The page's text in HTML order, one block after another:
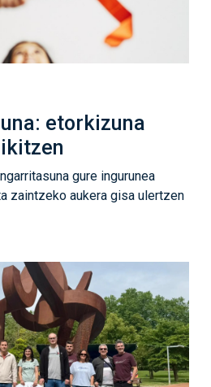
etorkizuna
gure ingurunea
zaintzeko aukera gisa ulertzen